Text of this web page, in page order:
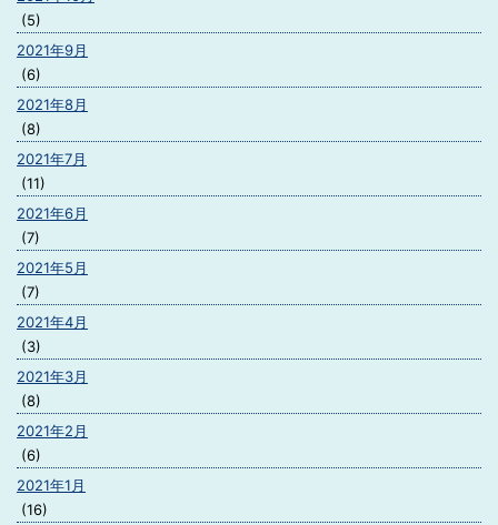
(5)
2021年9月
(6)
2021年8月
(8)
2021年7月
(11)
2021年6月
(7)
2021年5月
(7)
2021年4月
(3)
2021年3月
(8)
2021年2月
(6)
2021年1月
(16)